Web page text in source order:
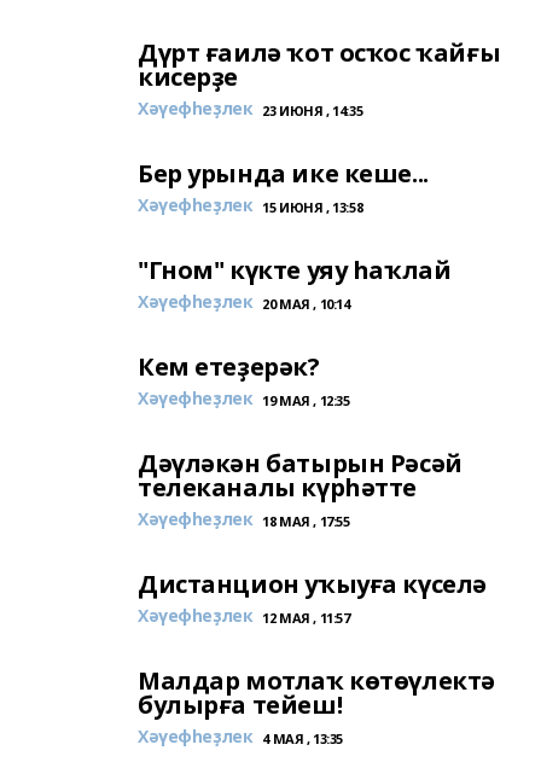
Дүрт ғаилә ҡот осҡос ҡайғы
кисерҙе
Хәүефһеҙлек 23 ИЮНЯ , 14:35
Бер урында ике кеше...
Хәүефһеҙлек 15 ИЮНЯ , 13:58
"Гном" күкте уяу һаҡлай
Хәүефһеҙлек 20 МАЯ , 10:14
Кем етеҙерәк?
Хәүефһеҙлек 19 МАЯ , 12:35
Дәүләкән батырын Рәсәй
телеканалы күрһәтте
Хәүефһеҙлек 18 МАЯ , 17:55
Дистанцион уҡыуға күселә
Хәүефһеҙлек 12 МАЯ , 11:57
Малдар мотлаҡ көтөүлектә
булырға тейеш!
Хәүефһеҙлек 4 МАЯ , 13:35